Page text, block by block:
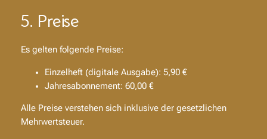
5. Preise
Es gelten folgende Preise:
Einzelheft (digitale Ausgabe): 5,90 €
Jahresabonnement: 60,00 €
Alle Preise verstehen sich inklusive der gesetzlichen
Mehrwertsteuer.